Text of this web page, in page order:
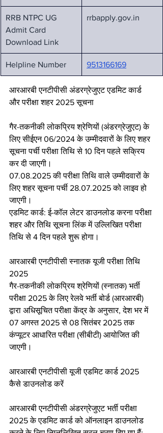
RRB NTPC UG
Admit Card
Download Link
rrbapply.gov.in
Helpline Number 9513166169
आरआरबी एनटीपीसी अंडरग्रेजुएट एडमिट कार्ड
और परीक्षा शहर 2025 सूचना
गैर-तकनीकी लोकप्रिय श्रेणियों (अंडरग्रेजुएट) के
लिए सीईएन 06/2024 के उम्मीदवारों के लिए शहर
सूचना पर्ची परीक्षा तिथि से 10 दिन पहले सक्रिय
कर दी जाएगी।
07.08.2025 की परीक्षा तिथि वाले उम्मीदवारों के
लिए शहर सूचना पर्ची 28.07.2025 को लाइव हो
जाएगी।
एडमिट कार्ड: ई-कॉल लेटर डाउनलोड करना परीक्षा
शहर और तिथि सूचना लिंक में उल्लिखित परीक्षा
तिथि से 4 दिन पहले शुरू होगा।
आरआरबी एनटीपीसी स्नातक यूजी परीक्षा तिथि
2025
गैर-तकनीकी लोकप्रिय श्रेणियों (स्नातक) भर्ती
परीक्षा 2025 के लिए रेलवे भर्ती बोर्ड (आरआरबी)
द्वारा अधिसूचित परीक्षा केंद्र के अनुसार, देश भर में
07 अगस्त 2025 से 08 सितंबर 2025 तक
कंप्यूटर आधारित परीक्षा (सीबीटी) आयोजित की
जाएगी।
आरआरबी एनटीपीसी यूजी एडमिट कार्ड 2025
कैसे डाउनलोड करें
आरआरबी एनटीपीसी अंडरग्रेजुएट भर्ती परीक्षा
2025 के एडमिट कार्ड को ऑनलाइन डाउनलोड